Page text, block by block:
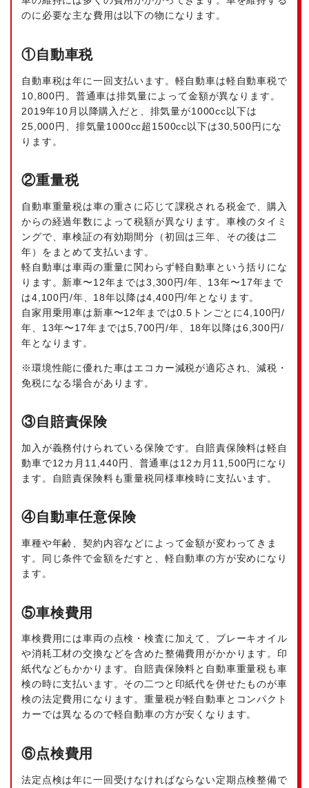
のに必要な主な費用は以下の物になります。
①自動車税
自動車税は年に一回支払います。軽自動車は軽自動車税で
10,800円。普通車は排気量によって金額が異なります。
2019年10月以降購入だと、排気量が1000cc以下は
25,000円、排気量1000cc超1500cc以下は30,500円にな
ります。
②重量税
自動車重量税は車の重さに応じて課税される税金で、購入
からの経過年数によって税額が異なります。車検のタイミ
ングで、車検証の有効期間分（初回は三年、その後は二
年）をまとめて支払います。
軽自動車は車両の重量に関わらず軽自動車という括りにな
ります。新車〜12年までは3,300円/年、13年〜17年まで
は4,100円/年、18年以降は4,400円/年となります。
自家用乗用車は新車〜12年までは0.5トンごとに4,100円/
年、13年〜17年までは5,700円/年、18年以降は6,300円/
年となります。
※環境性能に優れた車はエコカー減税が適応され、減税・
免税になる場合があります。
③自賠責保険
加入が義務付けられている保険です。自賠責保険料は軽自
動車で12カ月11,440円、普通車は12カ月11,500円になり
ます。自賠責保険料も重量税同様車検時に支払います。
④自動車任意保険
車種や年齢、契約内容などによって金額が変わってきま
す。同じ条件で金額をだすと、軽自動車の方が安めになり
ます。
⑤車検費用
車検費用には車両の点検・検査に加えて、ブレーキオイル
や消耗工材の交換などを含めた整備費用がかかります。印
紙代などもかかります。自賠責保険料と自動車重量税も車
検の時に支払います。その二つと印紙代を併せたものが車
検の法定費用になります。重量税が軽自動車とコンパクト
カーでは異なるので軽自動車の方が安くなります。
⑥点検費用
法定点検は年に一回受けなければならない定期点検整備で